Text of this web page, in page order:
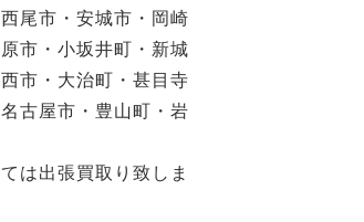
尾市・安城市・岡崎
市・小坂井町・新城
市・大治町・甚目寺
古屋市・豊山町・岩
は出張買取り致しま